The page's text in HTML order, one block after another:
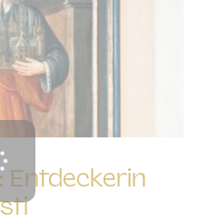
Entdeckerin